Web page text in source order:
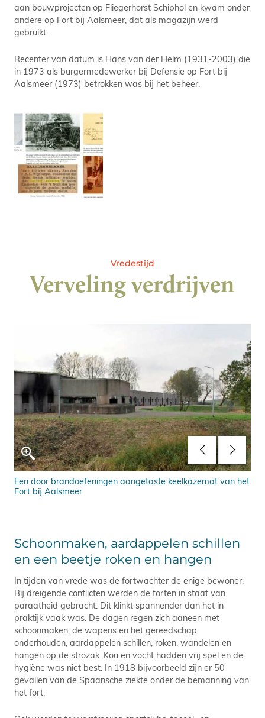
aan bouwprojecten op Fliegerhorst Schiphol en kwam onder
andere op Fort bij Aalsmeer, dat als magazijn werd
gebruikt.
Recenter van datum is Hans van der Helm (1931-2003) die
in 1973 als burgermedewerker bij Defensie op Fort bij
Aalsmeer (1973) betrokken was bij het beheer.
Vredestijd
Verveling verdrijven
Een door brandoefeningen aangetaste keelkazemat van het
Fort bij Aalsmeer
Schoonmaken, aardappelen schillen
en een beetje roken en hangen
In tijden van vrede was de fortwachter de enige bewoner.
Bij dreigende conflicten werden de forten in staat van
paraatheid gebracht. Dit klinkt spannender dan het in
praktijk vaak was. De dagen regen zich aaneen met
schoonmaken, de wapens en het gereedschap
onderhouden, aardappelen schillen, roken, wandelen en
hangen op de strozak. Kou en vocht hadden vrij spel en de
hygiëne was niet best. In 1918 bijvoorbeeld zijn er 50
gevallen van de Spaansche ziekte onder de bemanning van
het fort.